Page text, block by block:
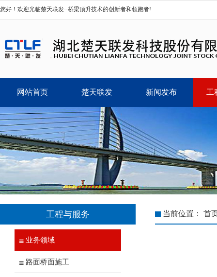
您好！欢迎光临楚天联发--桥梁顶升技术的创新者和领跑者!
网站首页 楚天联发 新闻发布 工
工程与服务
业务领域
路面桥面施工
当前位置： 首